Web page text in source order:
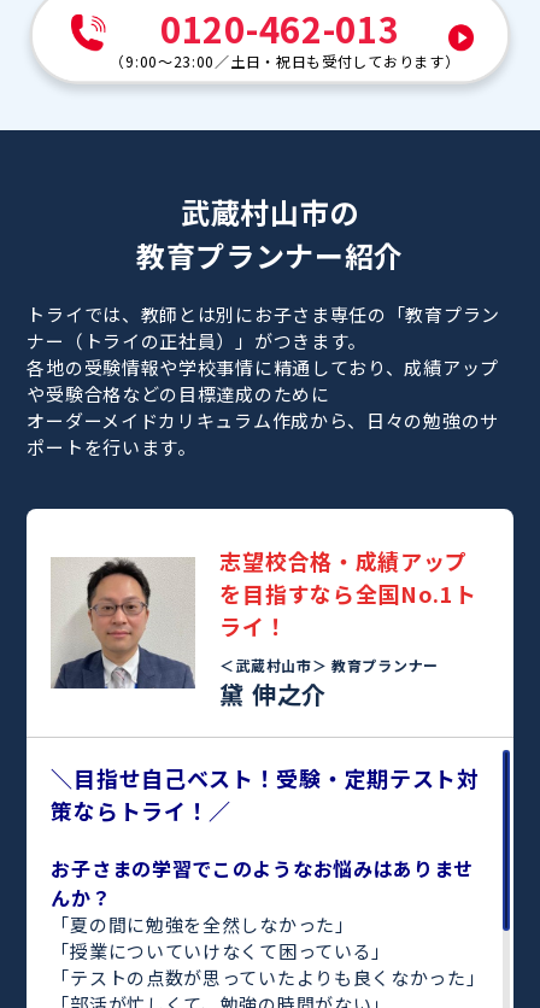
0120-462-013
（9:00～23:00 ／土日・祝日も受付しております）
武蔵村山市の
教育プランナー紹介
トライでは、教師とは別にお子さま専任の「教育プラン
ナー（トライの正社員）」がつきます。
各地の受験情報や学校事情に精通しており、成績アップ
や受験合格などの目標達成のために
オーダーメイドカリキュラム作成から、日々の勉強のサ
ポートを行います。
志望校合格・成績アップ
を目指すなら全国No.1ト
ライ！
＜武蔵村山市＞教育プランナー
黛 伸之介
＼目指せ自己ベスト！受験・定期テスト対
策ならトライ！／
お子さまの学習でこのようなお悩みはありませ
んか？
「夏の間に勉強を全然しなかった」
「授業についていけなくて困っている」
「テストの点数が思っていたよりも良くなかった」